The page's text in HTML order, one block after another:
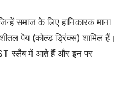
समाज के लिए हानिकारक माना
पेय (कोल्ड ड्रिंक्स) शामिल हैं।
स्लैब में आते हैं और इन पर